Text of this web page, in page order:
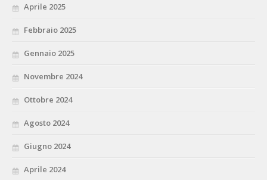
Aprile 2025
Febbraio 2025
Gennaio 2025
Novembre 2024
Ottobre 2024
Agosto 2024
Giugno 2024
Aprile 2024